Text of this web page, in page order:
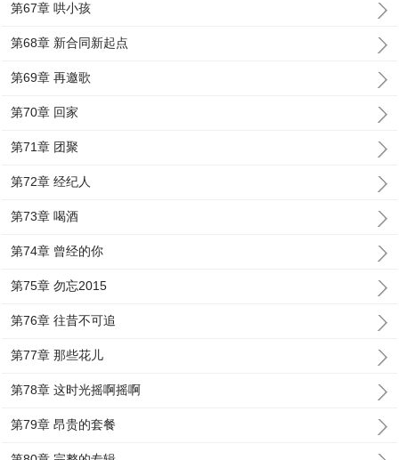
第67章 哄小孩
第68章 新合同新起点
第69章 再邀歌
第70章 回家
第71章 团聚
第72章 经纪人
第73章 喝酒
第74章 曾经的你
第75章 勿忘2015
第76章 往昔不可追
第77章 那些花儿
第78章 这时光摇啊摇啊
第79章 昂贵的套餐